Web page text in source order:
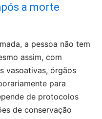
a morte
a pessoa não tem
assim, com
vasoativas, órgãos
para
de protocolos
de conservação